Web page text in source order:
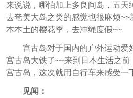
来说说，哪怕加上多良间岛，五天
去奄美大岛之类的感觉也很麻烦~~
本本土的樱花季，去冲绳度假~~
宫古岛对于国内的户外运动爱
宫古岛大铁了~~来到日本生活之
宫古岛，这次就用自行车来感受一
见闻：